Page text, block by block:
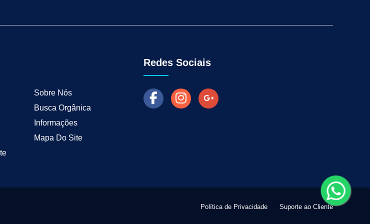
Marketing Industrial B2B Marketing para Empresas
Como Fazer Industria Vender Mais
Sobre Nós
Busca Orgânica
Informações
Mapa Do Site
Redes Sociais
Política de Privacidade Suporte ao Cliente